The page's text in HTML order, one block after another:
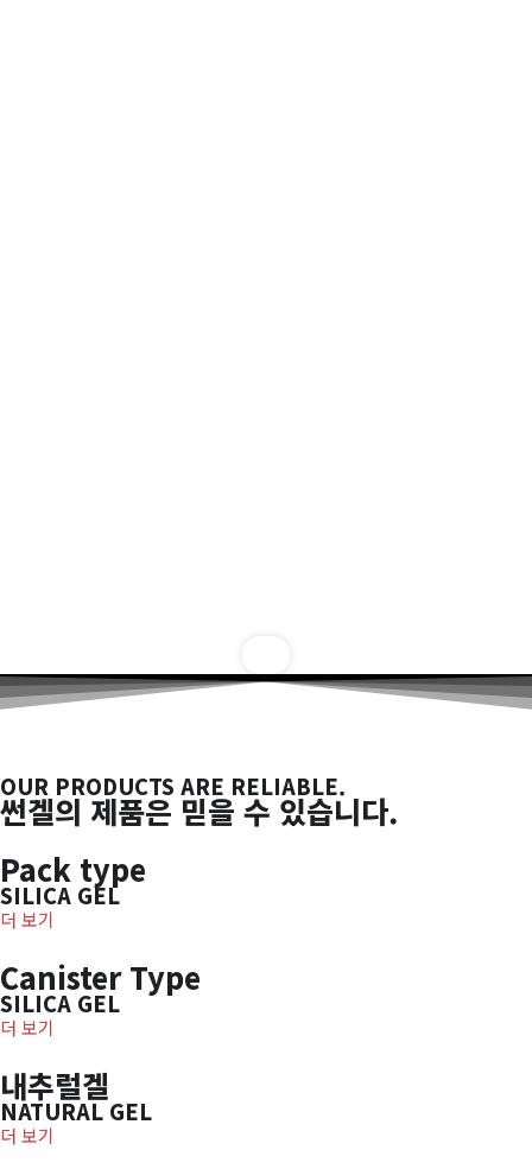
OUR PRODUCTS ARE RELIABLE.​
썬겔의 제품은 믿을 수 있습니다.
Pack type
SILICA GEL
더 보기
Canister Type
SILICA GEL
더 보기
내추럴겔
NATURAL GEL
더 보기